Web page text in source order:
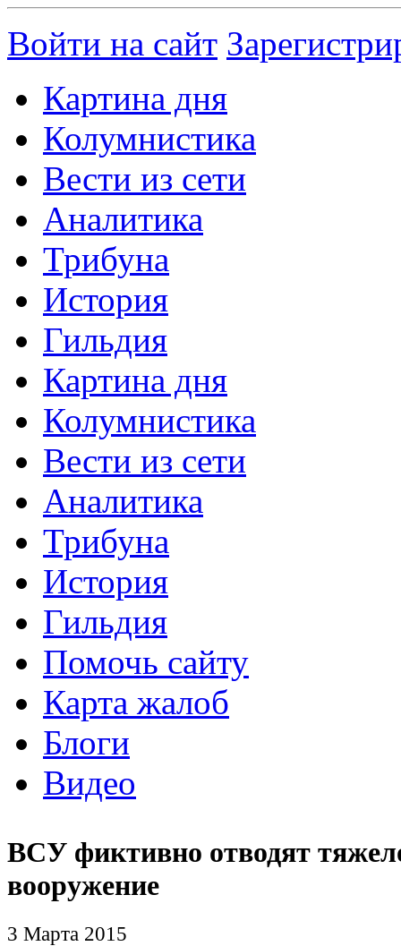
Войти на сайт
Картина дня
Колумнистика
Вести из сети
Аналитика
Трибуна
История
Гильдия
Картина дня
Колумнистика
Вести из сети
Аналитика
Трибуна
История
Гильдия
Помочь сайту
Карта жалоб
Блоги
Видео
ВСУ фиктивно отводят
вооружение
3 Марта 2015